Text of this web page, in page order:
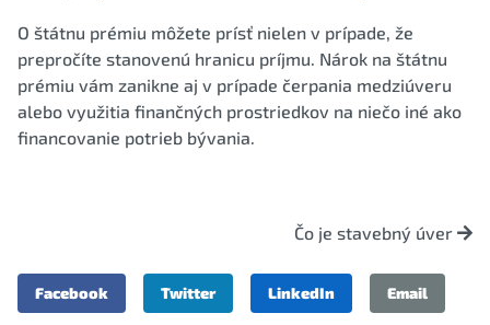
O štátnu prémiu môžete prísť nielen v prípade, že
prepročíte stanovenú hranicu príjmu. Nárok na štátnu
prémiu vám zanikne aj v prípade čerpania medziúveru
alebo využitia finančných prostriedkov na niečo iné ako
financovanie potrieb bývania.
Čo je stavebný úver
Facebook Twitter LinkedIn Email